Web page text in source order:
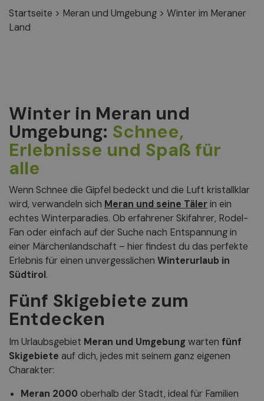
Startseite > Meran und Umgebung > Winter im Meraner
Land
Winter in Meran und
Umgebung: Schnee,
Erlebnisse und Spaß für
alle
Wenn Schnee die Gipfel bedeckt und die Luft kristallklar
wird, verwandeln sich Meran und seine Tälerin ein
echtes Winterparadies. Ob erfahrener Skifahrer, Rodel-
Fan oder einfach auf der Suche nach Entspannung in
einer Märchenlandschaft – hier findest du das perfekte
Erlebnis für einen unvergesslichen Winterurlaub in
Südtirol.
Fünf Skigebiete zum
Entdecken
Im Urlaubsgebiet Meran und Umgebungwarten fünf
Skigebiete auf dich, jedes mit seinem ganz eigenen
Charakter:
Meran 2000 oberhalb der Stadt, ideal für Familien